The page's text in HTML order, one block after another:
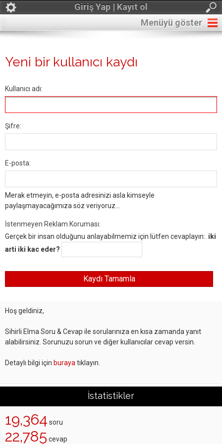
Giriş Yap | Kayıt ol
Menüyü göster
Yeni bir kullanıcı kaydı
Kullanıcı adı:
Şifre:
E-posta:
Merak etmeyin, e-posta adresinizi asla kimseyle
paylaşmayacağımıza söz veriyoruz...
İstenmeyen Reklam Koruması:
Gerçek bir insan olduğunu anlayabilmemiz için lütfen cevaplayın:. iki
arti iki kac eder?
Hoş geldiniz,
Sihirli Elma Soru & Cevap ile sorularınıza en kısa zamanda yanıt
alabilirsiniz. Sorunuzu sorun ve diğer kullanıcılar cevap versin.
Detaylı bilgi için buraya tıklayın.
İstatistikler
19,364 soru
22,785 cevap